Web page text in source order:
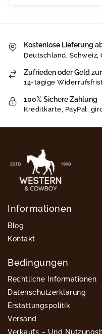
Kostenlose Lieferung
Deutschland, Schweiz,
Zufrieden oder Geld
14-tägige
100% Sichere Zahlung
Kreditkarte, PayPal,
Informationen
Blog
Kontakt
Bedingungen
Rechtliche Informationen
Datenschutzerklärung
Erstattungspolitik
Versand
Verkaufs – Und